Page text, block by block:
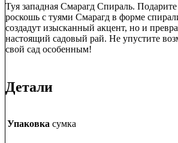
Туя западная Смарагд Спираль.
роскошь с туями Смарагд в форме
создадут изысканный акцент, но и
настоящий садовый рай. Не упустите
свой сад особенным!
Детали
Упаковка сумка